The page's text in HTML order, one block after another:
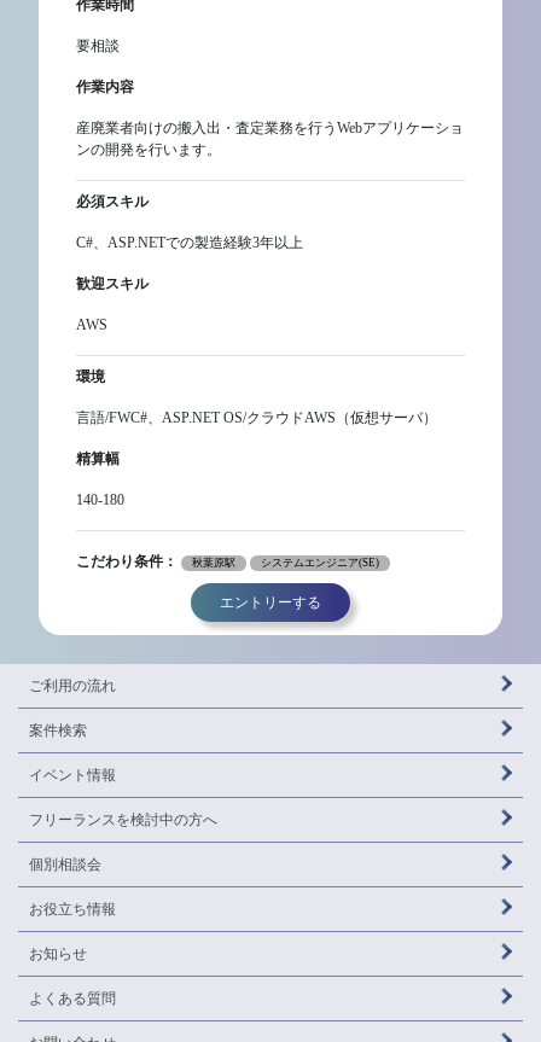
作業時間
要相談
作業内容
産廃業者向けの搬入出・査定業務を行うWebアプリケーショ
ンの開発を行います。
必須スキル
C#、ASP.NETでの製造経験3年以上
歓迎スキル
AWS
環境
言語/FWC#、ASP.NET OS/クラウドAWS（仮想サーバ）
精算幅
140-180
こだわり条件： 秋葉原駅 システムエンジニア(SE)
エントリーする
ご利用の流れ
案件検索
イベント情報
フリーランスを検討中の方へ
個別相談会
お役立ち情報
お知らせ
よくある質問